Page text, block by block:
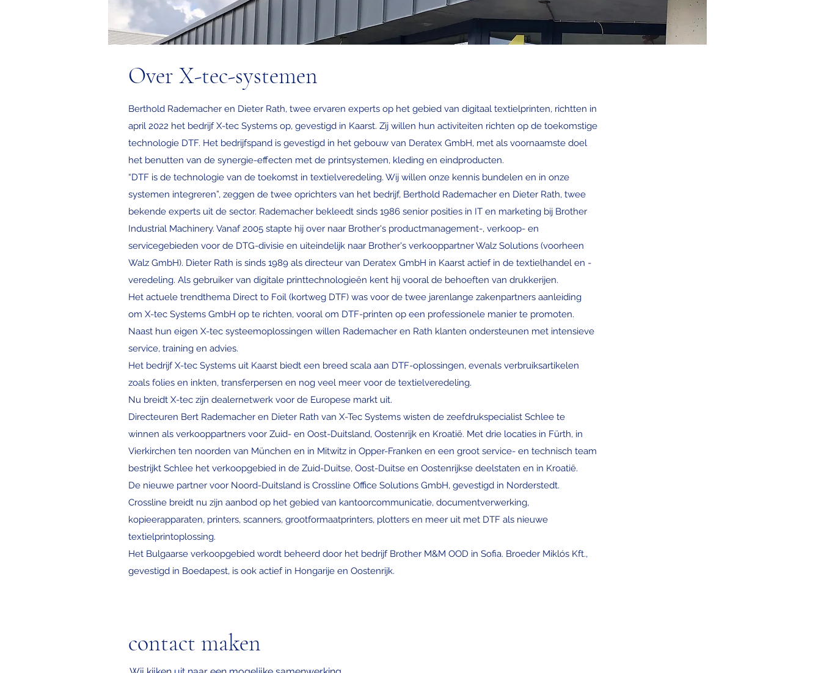
Over X-tec-systemen
Berthold Rademacher en Dieter Rath, twee ervaren experts op het gebied van digitaal textielprinten, richtten in
april 2022 het bedrijf X-tec Systems op, gevestigd in Kaarst. Zij willen hun activiteiten richten op de toekomstige
technologie DTF. Het bedrijfspand is gevestigd in het gebouw van Deratex GmbH, met als voornaamste doel
het benutten van de synergie-effecten met de printsystemen, kleding en eindproducten.
“DTF is de technologie van de toekomst in textielveredeling. Wij willen onze kennis bundelen en in onze
systemen integreren”, zeggen de twee oprichters van het bedrijf, Berthold Rademacher en Dieter Rath, twee
bekende experts uit de sector. Rademacher bekleedt sinds 1986 senior posities in IT en marketing bij Brother
Industrial Machinery. Vanaf 2005 stapte hij over naar Brother's productmanagement-, verkoop- en
servicegebieden voor de DTG-divisie en uiteindelijk naar Brother's verkooppartner Walz Solutions (voorheen
Walz GmbH). Dieter Rath is sinds 1989 als directeur van Deratex GmbH in Kaarst actief in de textielhandel en -
veredeling. Als gebruiker van digitale printtechnologieën kent hij vooral de behoeften van drukkerijen.
Het actuele trendthema Direct to Foil (kortweg DTF) was voor de twee jarenlange zakenpartners aanleiding
om X-tec Systems GmbH op te richten, vooral om DTF-printen op een professionele manier te promoten.
Naast hun eigen X-tec systeemoplossingen willen Rademacher en Rath klanten ondersteunen met intensieve
service, training en advies.
Het bedrijf X-tec Systems uit Kaarst biedt een breed scala aan DTF-oplossingen, evenals verbruiksartikelen
zoals folies en inkten, transferpersen en nog veel meer voor de textielveredeling.
Nu breidt X-tec zijn dealernetwerk voor de Europese markt uit.
Directeuren Bert Rademacher en Dieter Rath van X-Tec Systems wisten de zeefdrukspecialist Schlee te
winnen als verkooppartners voor Zuid- en Oost-Duitsland, Oostenrijk en Kroatië. Met drie locaties in Fürth, in
Vierkirchen ten noorden van München en in Mitwitz in Opper-Franken en een groot service- en technisch team
bestrijkt Schlee het verkoopgebied in de Zuid-Duitse, Oost-Duitse en Oostenrijkse deelstaten en in Kroatië.
De nieuwe partner voor Noord-Duitsland is Crossline Office Solutions GmbH, gevestigd in Norderstedt.
Crossline breidt nu zijn aanbod op het gebied van kantoorcommunicatie, documentverwerking,
kopieerapparaten, printers, scanners, grootformaatprinters, plotters en meer uit met DTF als nieuwe
textielprintoplossing.
Het Bulgaarse verkoopgebied wordt beheerd door het bedrijf Brother M&M OOD in Sofia. Broeder Miklós Kft.,
gevestigd in Boedapest, is ook actief in Hongarije en Oostenrijk.
contact maken